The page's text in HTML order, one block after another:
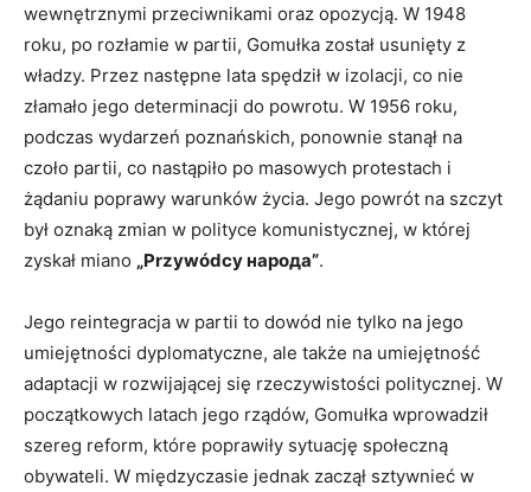
wewnętrznymi przeciwnikami oraz opozycją. W 1948
roku, po rozłamie w partii, Gomułka został usunięty z
władzy. Przez następne lata spędził w izolacji, co nie
złamało jego determinacji do powrotu. W 1956 roku,
podczas wydarzeń poznańskich, ponownie stanął na
czoło partii, co nastąpiło po masowych protestach i
żądaniu poprawy warunków życia. Jego powrót na szczyt
był oznaką zmian w polityce komunistycznej, w której
zyskał miano „Przywódcy народа”.
Jego reintegracja w partii to dowód nie tylko na jego
umiejętności dyplomatyczne, ale także na umiejętność
adaptacji w rozwijającej się rzeczywistości politycznej. W
początkowych latach jego rządów, Gomułka wprowadził
szereg reform, które poprawiły sytuację społeczną
obywateli. W międzyczasie jednak zaczął sztywnieć w